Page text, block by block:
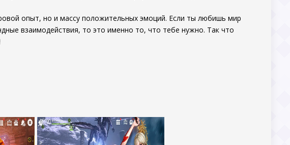
опыт, но и массу положительных эмоций. Если ты любишь мир
взаимодействия, то это именно то, что тебе нужно. Так что